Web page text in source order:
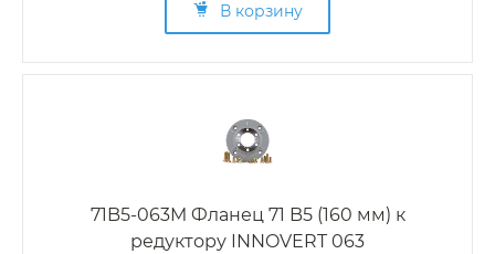
В корзину
71B5-063M Фланец 71 B5 (160 мм) к
редуктору INNOVERT 063